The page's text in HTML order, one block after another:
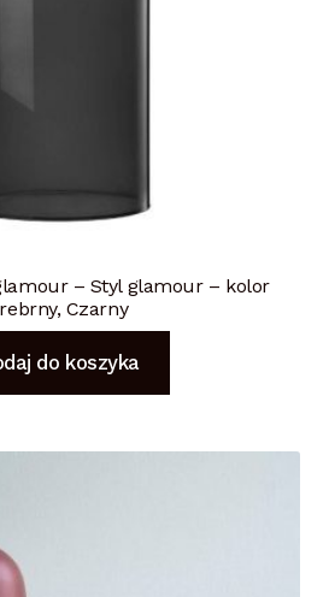
– Styl glamour – kolor
Czarny
do koszyka